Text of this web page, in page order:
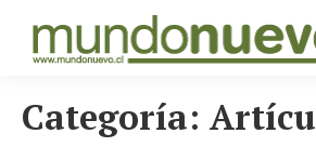
Categoría: